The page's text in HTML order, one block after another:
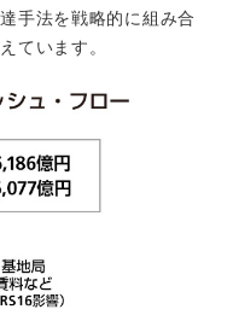
手法を戦略的に組み合
ています。